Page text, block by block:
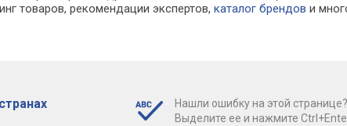
товаров, рекомендации экспертов,каталог брендов и
Нашли ошибку на этой странице?
Выделите ее и нажмите